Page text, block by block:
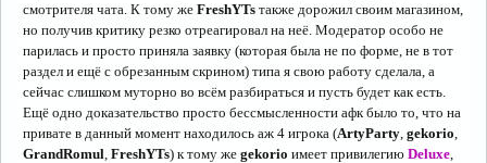
смотрителя чата. К тому же FreshYTs также дорожил своим магазином,
но получив критику резко отреагировал на неё. Модератор особо не
парилась и просто приняла заявку (которая была не по форме, не в тот
раздел и ещё с обрезанным скрином) типа я свою работу сделала, а
сейчас слишком муторно во всём разбираться и пусть будет как есть.
Ещё одно доказательство просто бессмысленности афк было то, что на
привате в данный момент находилось аж 4 игрока (ArtyParty, gekorio,
GrandRomul, FreshYTs) к тому же gekorio имеет привилегию Deluxe,